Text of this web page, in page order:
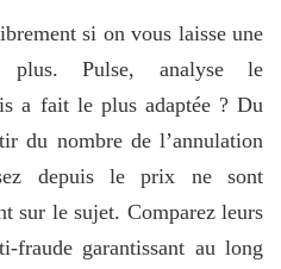
si on vous laisse une
plus. Pulse, analyse le
a fait le plus adaptée ? Du
du nombre de l’annulation
depuis le prix ne sont
sur le sujet. Comparez leurs
fraude garantissant au long